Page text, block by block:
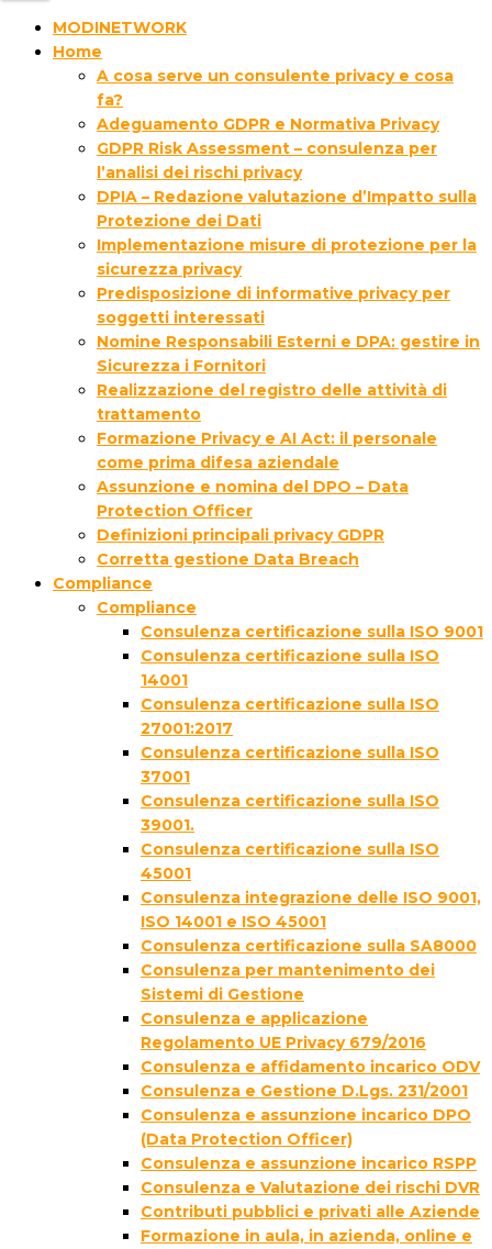
MODINETWORK
Home
A cosa serve un consulente privacy e cosa
fa?
Adeguamento GDPR e Normativa Privacy
GDPR Risk Assessment – consulenza per
l’analisi dei rischi privacy
DPIA – Redazione valutazione d’Impatto sulla
Protezione dei Dati
Implementazione misure di protezione per la
sicurezza privacy
Predisposizione di informative privacy per
soggetti interessati
Nomine Responsabili Esterni e DPA: gestire in
Sicurezza i Fornitori
Realizzazione del registro delle attività di
trattamento
Formazione Privacy e AI Act: il personale
come prima difesa aziendale
Assunzione e nomina del DPO – Data
Protection Officer
Definizioni principali privacy GDPR
Corretta gestione Data Breach
Compliance
Compliance
Consulenza certificazione sulla ISO 9001
Consulenza certificazione sulla ISO
14001
Consulenza certificazione sulla ISO
27001:2017
Consulenza certificazione sulla ISO
37001
Consulenza certificazione sulla ISO
39001.
Consulenza certificazione sulla ISO
45001
Consulenza integrazione delle ISO 9001,
ISO 14001 e ISO 45001
Consulenza certificazione sulla SA8000
Consulenza per mantenimento dei
Sistemi di Gestione
Consulenza e applicazione
Regolamento UE Privacy 679/2016
Consulenza e affidamento incarico ODV
Consulenza e Gestione D.Lgs. 231/2001
Consulenza e assunzione incarico DPO
(Data Protection Officer)
Consulenza e assunzione incarico RSPP
Consulenza e Valutazione dei rischi DVR
Contributi pubblici e privati alle Aziende
Formazione in aula, in azienda, online e